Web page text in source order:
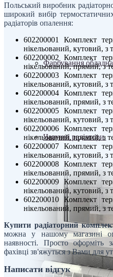
Фарбування
Чавунні радіатори
Польський виробник
широкий вибір
радіаторів опалення:
602200001 Комплект
нікельований, кутовий, з
602200002 Комплект
нікельований, прямий, з
602200003 Комплект
нікельований, кутовий, з
602200004 Комплект
нікельований, прямий, з
602200005 Комплект
нікельований, кутовий, з
602200006 Комплект
нікельований, прямий, з
602200007 Комплект
нікельований, кутовий, з
602200008 Комплект
нікельований, прямий, з
602200009 Комплект
нікельований, кутовий, з
602200010 Комплект
нікельований, прямий, з
Купити радіаторний
можна у нашому магазині
наявності. Просто оформіть
фахівці зв'яжуться з Вами для
Написати відгук